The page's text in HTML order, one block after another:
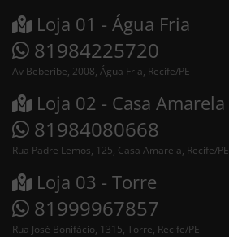
Loja 01 - Água Fria
81984225720
Av Beberibe, 2008, Água Fria, Recife/PE
Loja 02 - Casa Amarela
81984080668
Rua Padre Lemos, 125, Casa Amarela, Recife/PE
Loja 03 - Torre
81999967857
Rua José Bonifácio, 1315, Torre, Recife/PE